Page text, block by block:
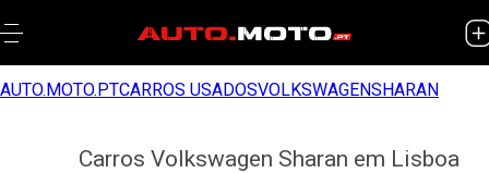
AUTO.MOTO.PTCARROS USADOSVOLKSWAGENSHARAN
Carros Volkswagen Sharan em Lisboa